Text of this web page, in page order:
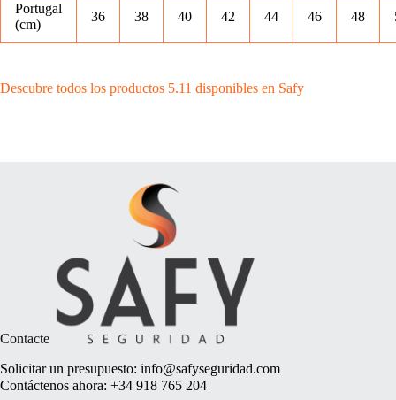
Portugal
(cm)
36 38 40 42 44 46 48
Descubre todos los productos 5.11 disponibles en Safy
Contacte
Solicitar un presupuesto: info@safyseguridad.com
Contáctenos ahora: +34 918 765 204